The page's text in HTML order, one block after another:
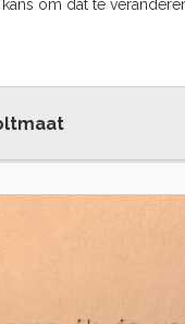
om dat te